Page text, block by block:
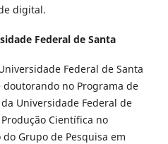
digital.
Federal de Santa
Federal de Santa
doutorando no Programa de
Universidade Federal de
Científica no
Grupo de Pesquisa em